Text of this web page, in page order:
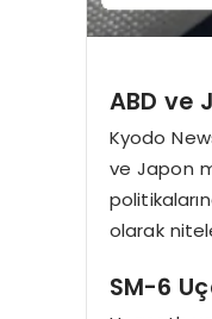
ABD ve
Kyodo
ve Japon
olarak
SM-6